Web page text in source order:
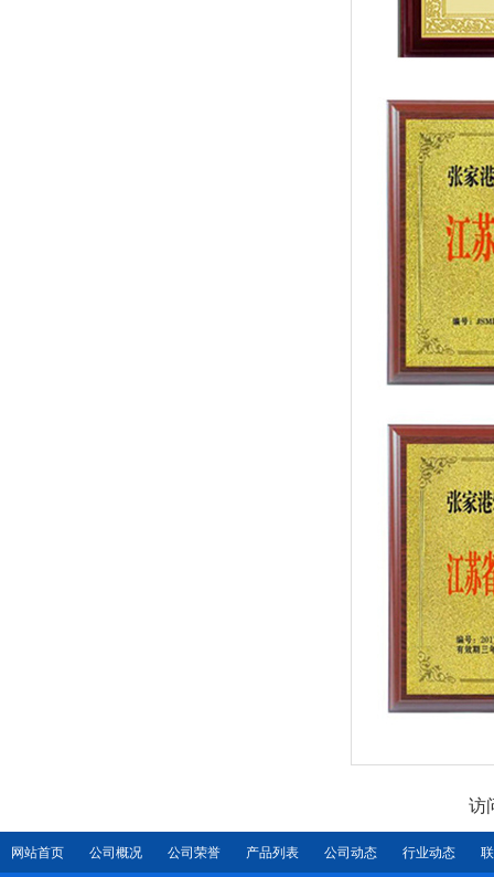
访
网站首页 公司概况 公司荣誉 产品列表 公司动态 行业动态